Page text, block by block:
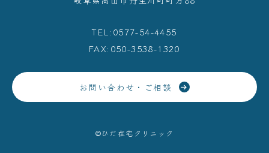
TEL:0577-54-4455
FAX:050-3538-1320
お問い合わせ・ご相談
©ひだ在宅クリニック